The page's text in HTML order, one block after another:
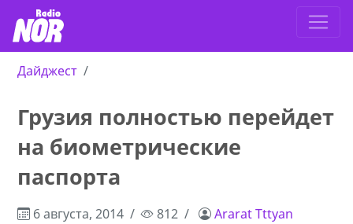
Дайджест
Грузия полностью перейдет
на биометрические
паспорта
6 августа, 2014 812 Ararat Tttyan